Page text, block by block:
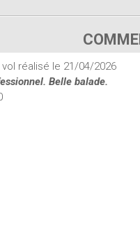
réalisé le 21/04/2026
Belle balade.